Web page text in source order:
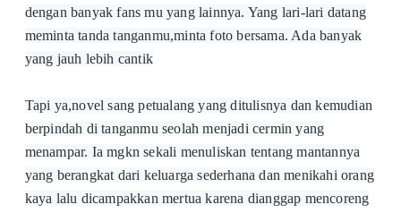
dengan banyak fans mu yang lainnya. Yang lari-lari datang
meminta tanda tanganmu,minta foto bersama. Ada banyak
yang jauh lebih cantik
Tapi ya,novel sang petualang yang ditulisnya dan kemudian
berpindah di tanganmu seolah menjadi cermin yang
menampar. Ia mgkn sekali menuliskan tentang mantannya
yang berangkat dari keluarga sederhana dan menikahi orang
kaya lalu dicampakkan mertua karena dianggap mencoreng